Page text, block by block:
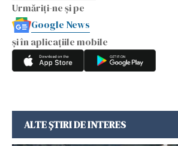
Urmăriți-ne și pe
Google News
și în aplicațiile mobile
ALTE ȘTIRI DE INTERES